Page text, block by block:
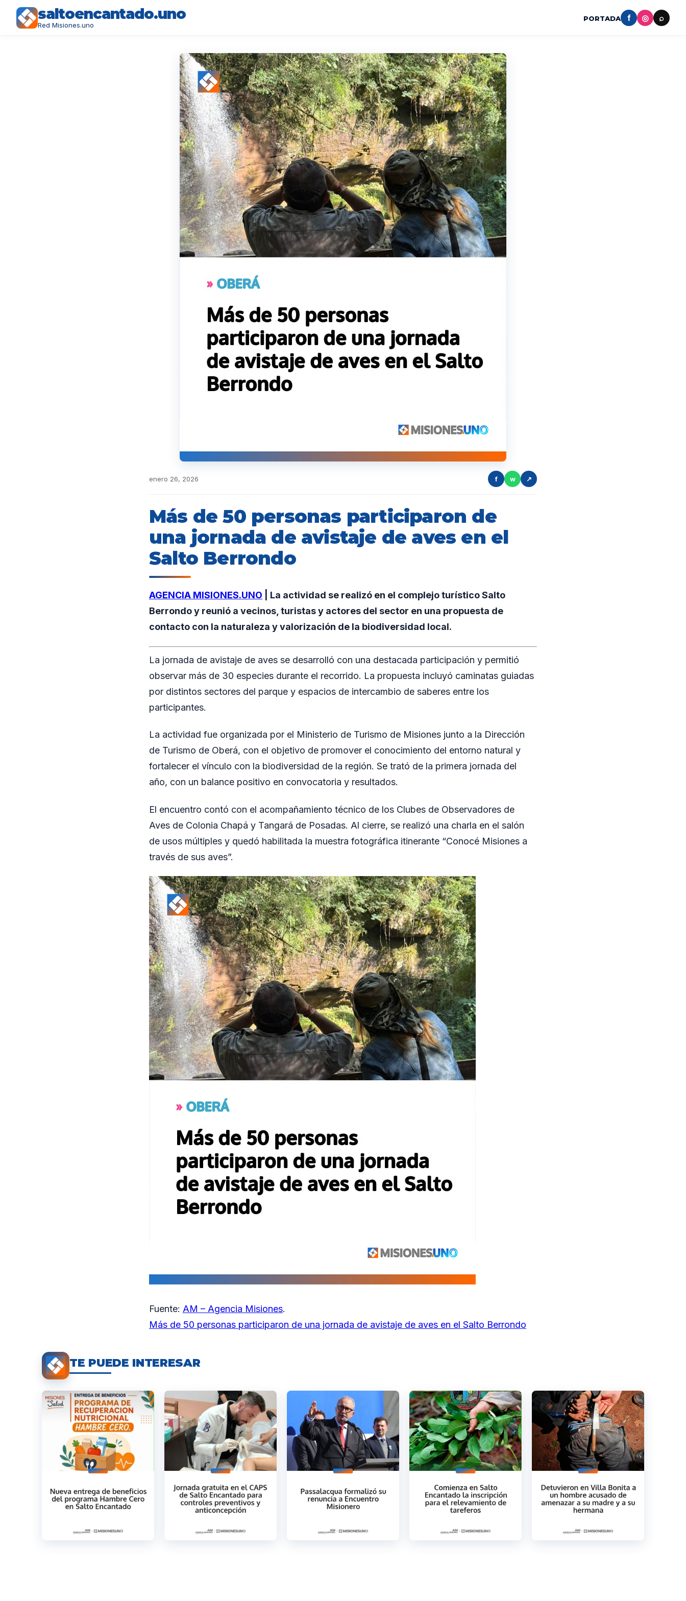
saltoencantado.uno
Red Misiones.uno
PORTADA f ◎ ⌕
enero 26, 2026 f w ↗
Más de 50 personas participaron de
una jornada de avistaje de aves en el
Salto Berrondo
AGENCIA MISIONES.UNO | La actividad se realizó en el complejo turístico Salto
Berrondo y reunió a vecinos, turistas y actores del sector en una propuesta de
contacto con la naturaleza y valorización de la biodiversidad local.
La jornada de avistaje de aves se desarrolló con una destacada participación y permitió
observar más de 30 especies durante el recorrido. La propuesta incluyó caminatas guiadas
por distintos sectores del parque y espacios de intercambio de saberes entre los
participantes.
La actividad fue organizada por el Ministerio de Turismo de Misiones junto a la Dirección
de Turismo de Oberá, con el objetivo de promover el conocimiento del entorno natural y
fortalecer el vínculo con la biodiversidad de la región. Se trató de la primera jornada del
año, con un balance positivo en convocatoria y resultados.
El encuentro contó con el acompañamiento técnico de los Clubes de Observadores de
Aves de Colonia Chapá y Tangará de Posadas. Al cierre, se realizó una charla en el salón
de usos múltiples y quedó habilitada la muestra fotográfica itinerante “Conocé Misiones a
través de sus aves”.
Fuente: AM – Agencia Misiones.
Más de 50 personas participaron de una jornada de avistaje de aves en el Salto Berrondo
TE PUEDE INTERESAR